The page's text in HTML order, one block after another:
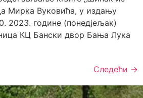
Мирка Вуковића, у издању
2023. године (понедјељак)
КЦ Бански двор Бања Лука
Следећи →